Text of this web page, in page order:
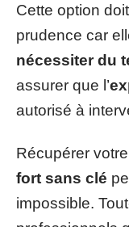
Cette option
prudence car
nécessiter du
assurer que l’
autorisé à
Récupérer
fort sans clé
impossible.